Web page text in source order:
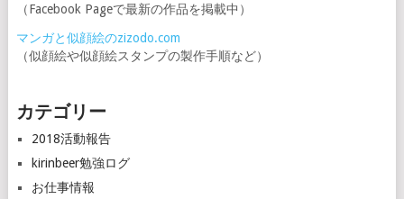
（Facebook Pageで最新の作品を掲載中）
マンガと似顔絵のzizodo.com
（似顔絵や似顔絵スタンプの製作手順など）
カテゴリー
2018活動報告
kirinbeer勉強ログ
お仕事情報